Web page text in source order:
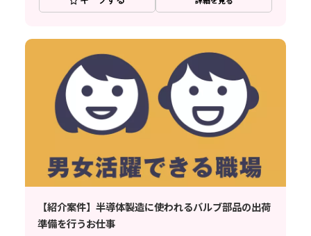
【紹介案件】半導体製造に使われるバルブ部品の出荷
準備を行うお仕事